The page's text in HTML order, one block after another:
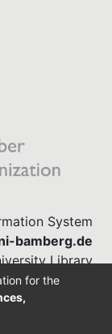
System
bamberg.de
Library
863-1568
for the